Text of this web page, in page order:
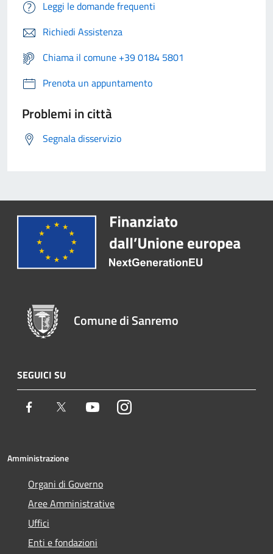
Leggi le domande frequenti
Richiedi Assistenza
Chiama il comune +39 0184 5801
Prenota un appuntamento
Problemi in città
Segnala disservizio
Comune di Sanremo
SEGUICI SU
Facebook Twitter YoutubeInstagram
Amministrazione
Organi di Governo
Aree Amministrative
Uffici
Enti e fondazioni